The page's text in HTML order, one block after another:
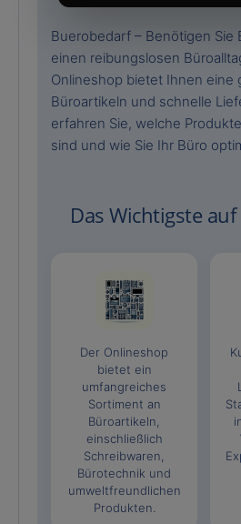
Buerobedarf – Benötigen Sie
einen reibungslosen
Onlineshop bietet Ihnen eine
Büroartikeln und schnelle
erfahren Sie, welche
sind und wie Sie Ihr Büro
Das Wichtigste
Der Onlineshop
bietet ein
umfangreiches
Sortiment an
Büroartikeln,
einschließlich
Schreibwaren,
Bürotechnik und
umweltfreundlichen
Produkten.